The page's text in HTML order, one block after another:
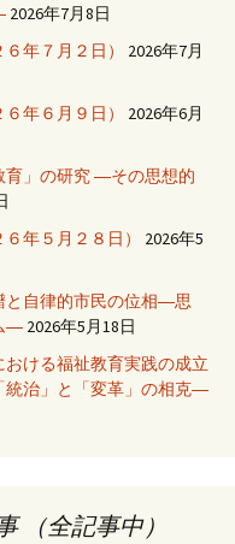
2026年7月8日
年７月２日）
2026年7月
年６月９日）
2026年6月
」の研究 ―その思想的
年５月２８日）
2026年5
自律的市民の位相―思
― 2026年5月18日
ける福祉教育実践の成立
統治」と「変革」の相克―
（全記事中）